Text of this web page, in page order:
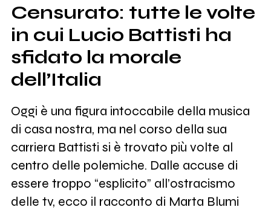
SHOP
RADIO
Censurato: tutte le volte
in cui Lucio Battisti ha
sfidato la morale
dell’Italia
Oggi è una figura intoccabile della musica
di casa nostra, ma nel corso della sua
carriera Battisti si è trovato più volte al
centro delle polemiche. Dalle accuse di
essere troppo “esplicito” all’ostracismo
delle tv, ecco il racconto di Marta Blumi